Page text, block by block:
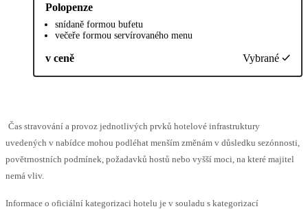
Polopenze
snídaně formou bufetu
večeře formou servírovaného menu
v ceně Vybrané
Čas stravování a provoz jednotlivých prvků hotelové infrastruktury
uvedených v nabídce mohou podléhat menším změnám v důsledku sezónnosti,
povětrnostních podmínek, požadavků hostů nebo vyšší moci, na které majitel
nemá vliv.
Informace o oficiální kategorizaci hotelu je v souladu s kategorizací